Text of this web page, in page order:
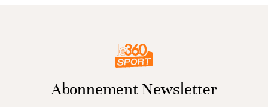
Abonnement Newsletter